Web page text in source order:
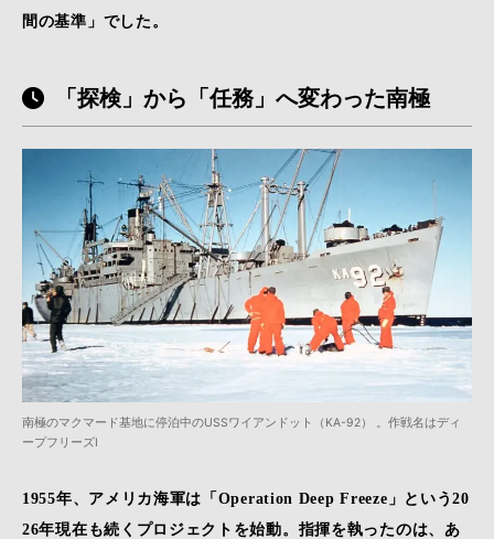
間の基準」でした。
「探検」から「任務」へ変わった南極
南極のマクマード基地に停泊中のUSSワイアンドット（KA-92） 。作戦名はディ
ープフリーズI
1955年、アメリカ海軍は「Operation Deep Freeze」という20
26年現在も続くプロジェクトを始動。指揮を執ったのは、あ